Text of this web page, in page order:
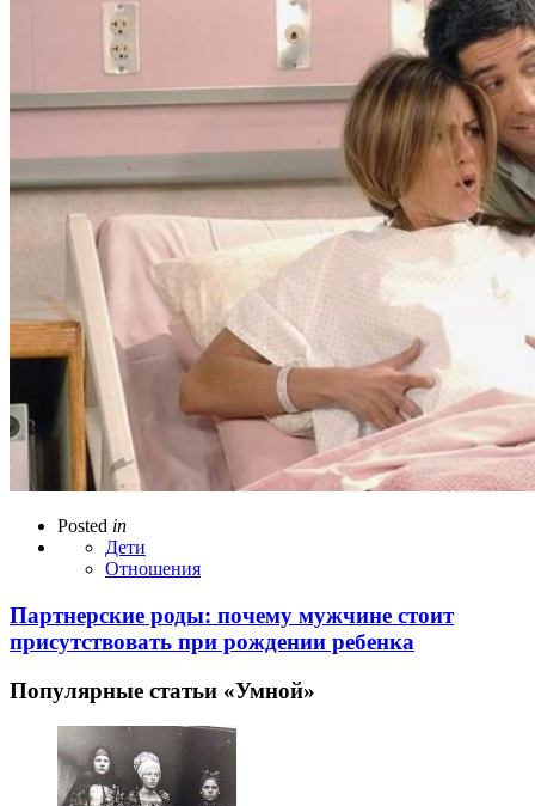
Posted in
Дети
Отношения
Партнерские роды: почему мужчине стоит
присутствовать при рождении ребенка
Популярные статьи «Умной»